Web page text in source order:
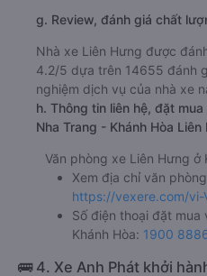
g. Review, đánh giá chất
Nhà xe Liên Hưng được
4.2/5 dựa trên 14655 đánh
nghiệm dịch vụ của nhà xe
h. Thông tin liên hệ, đặt
Nha Trang - Khánh Hòa Liên
Văn phòng xe Liên Hưng ở
Xem địa chỉ văn
https://vexere.com/vi-
Số điện thoại đặt mua
Khánh Hòa: 1900
🚌 4. Xe Anh Phát khởi